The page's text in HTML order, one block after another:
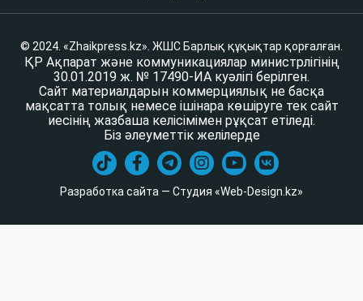
© 2024. «Zhaikpress.kz». ЖШС Барлық құқықтар қорғалған.
ҚР Ақпарат және коммуникациялар министрлігінің
30.01.2019 ж. № 17490-ИА куәлігі берілген.
Сайт материалдарын коммерциялық не басқа
мақсатта толық немесе ішінара көшіруге тек сайт
иесінің жазбаша келісімімен рұқсат етіледі.
Біз әлеуметтік желілерде
Разработка сайта — Студия «Web-Design.kz»